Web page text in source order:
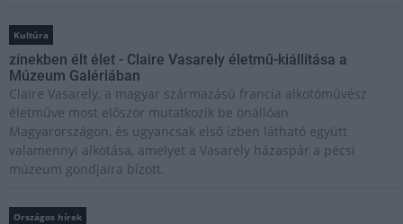
Kultúra
zínekben élt élet - Claire Vasarely életmű-kiállítása a
Múzeum Galériában
Claire Vasarely, a magyar származású francia alkotóművész
életműve most először mutatkozik be önállóan
Magyarországon, és ugyancsak első ízben látható együtt
valamennyi alkotása, amelyet a Vasarely házaspár a pécsi
múzeum gondjaira bízott.
Országos hírek